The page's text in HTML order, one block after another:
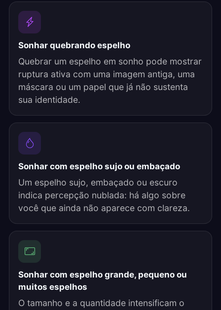
Sonhar quebrando espelho
Quebrar um espelho em sonho pode mostrar
ruptura ativa com uma imagem antiga, uma
máscara ou um papel que já não sustenta
sua identidade.
Sonhar com espelho sujo ou embaçado
Um espelho sujo, embaçado ou escuro
indica percepção nublada: há algo sobre
você que ainda não aparece com clareza.
Sonhar com espelho grande, pequeno ou
muitos espelhos
O tamanho e a quantidade intensificam o